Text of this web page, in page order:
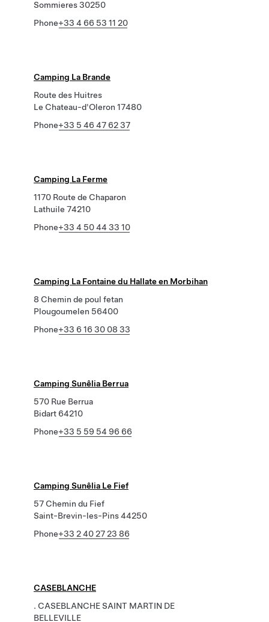
Sommieres 30250
Phone+33 4 66 53 11 20
Camping La Brande
Route des Huitres
Le Chateau-d'Oleron 17480
Phone+33 5 46 47 62 37
Camping La Ferme
1170 Route de Chaparon
Lathuile 74210
Phone+33 4 50 44 33 10
Camping La Fontaine du Hallate en Morbihan
8 Chemin de poul fetan
Plougoumelen 56400
Phone+33 6 16 30 08 33
Camping Sunêlia Berrua
570 Rue Berrua
Bidart 64210
Phone+33 5 59 54 96 66
Camping Sunêlia Le Fief
57 Chemin du Fief
Saint-Brevin-les-Pins 44250
Phone+33 2 40 27 23 86
CASEBLANCHE
. CASEBLANCHE SAINT MARTIN DE
BELLEVILLE